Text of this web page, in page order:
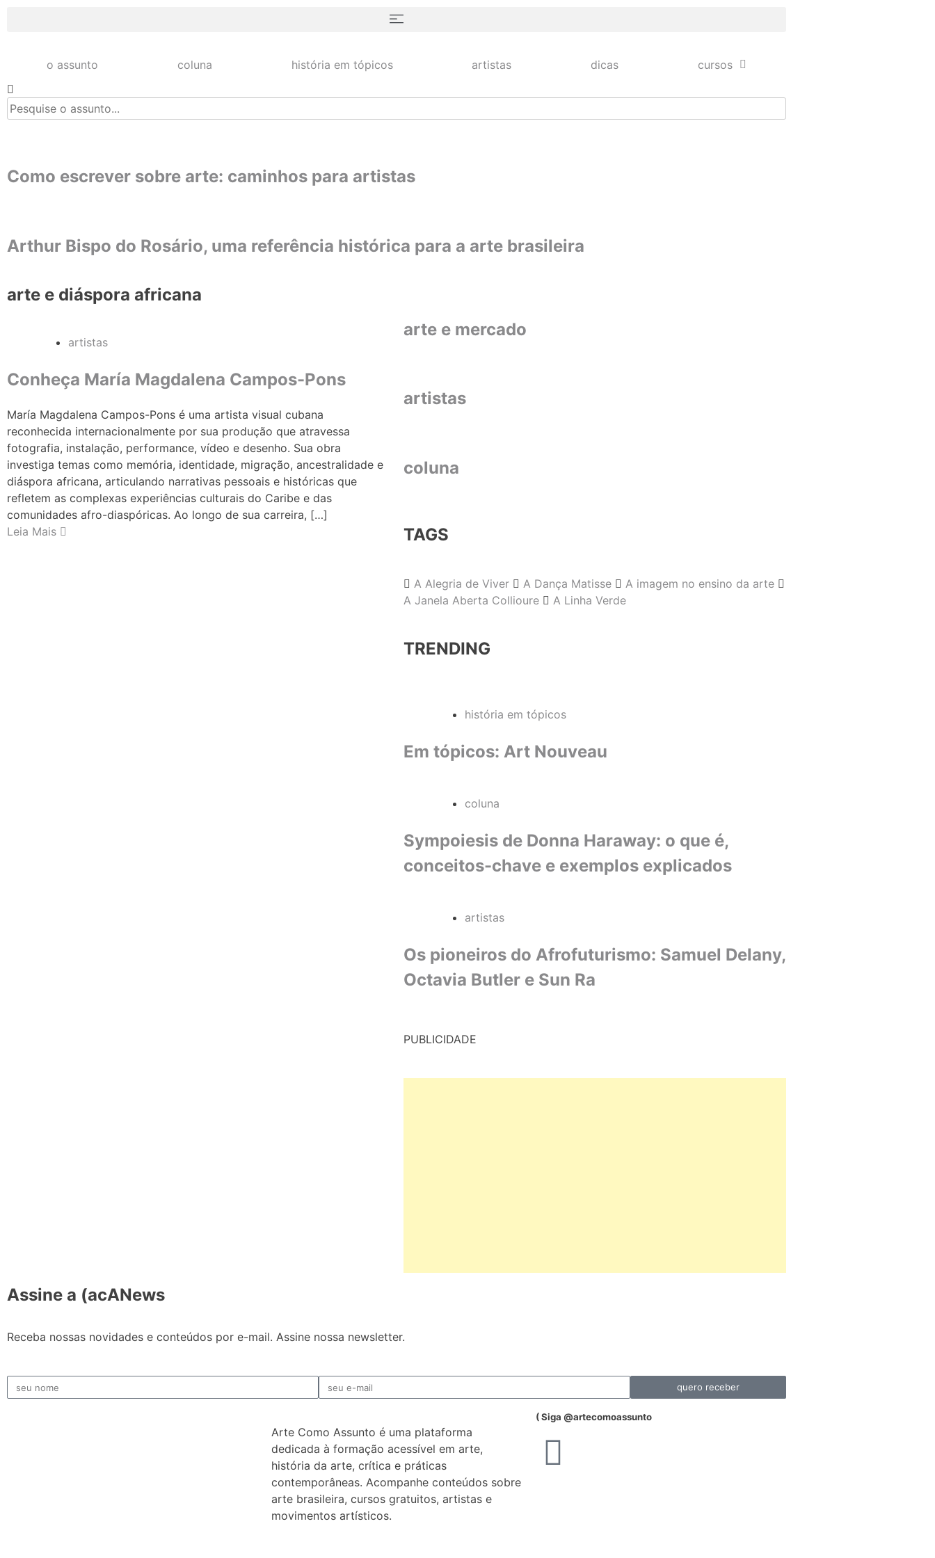
o assunto coluna história em tópicos artistas dicas cursos
Como escrever sobre arte: caminhos para artistas
Arthur Bispo do Rosário, uma referência histórica para a arte brasileira
arte e diáspora africana
artistas
Conheça María Magdalena Campos-Pons
María Magdalena Campos-Pons é uma artista visual cubana
reconhecida internacionalmente por sua produção que atravessa
fotografia, instalação, performance, vídeo e desenho. Sua obra
investiga temas como memória, identidade, migração, ancestralidade e
diáspora africana, articulando narrativas pessoais e históricas que
refletem as complexas experiências culturais do Caribe e das
comunidades afro-diaspóricas. Ao longo de sua carreira, […]
Leia Mais
arte e mercado
artistas
coluna
TAGS
A Alegria de Viver A Dança Matisse
A imagem no ensino da arte
A Janela Aberta Collioure
A Linha Verde
TRENDING
história em tópicos
Em tópicos: Art Nouveau
coluna
Sympoiesis de Donna Haraway: o que é,
conceitos-chave e exemplos explicados
artistas
Os pioneiros do Afrofuturismo: Samuel Delany,
Octavia Butler e Sun Ra
PUBLICIDADE
Assine a (acANews
Receba nossas novidades e conteúdos por e-mail. Assine nossa newsletter.
quero receber
Arte Como Assunto é uma plataforma
dedicada à formação acessível em arte,
história da arte, crítica e práticas
contemporâneas. Acompanhe conteúdos sobre
arte brasileira, cursos gratuitos, artistas e
movimentos artísticos.
( Siga @artecomoassunto